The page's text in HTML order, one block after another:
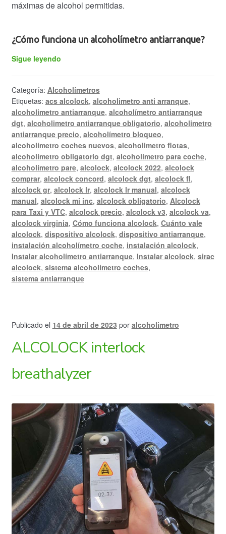
máximas de alcohol permitidas.
¿Cómo funciona un alcoholímetro antiarranque?
Sigue leyendoAlcoholímetro
Categoría: Alcoholímetros
Etiquetas: acs alcolock, alcoholimetro anti arranque,
alcoholimetro antiarranque, alcoholímetro antiarranque
dgt, alcoholimetro antiarranque obligatorio, alcoholimetro
antiarranque precio, alcoholímetro bloqueo,
alcoholímetro coches nuevos, alcoholimetro flotas,
alcoholímetro obligatorio dgt, alcoholímetro para coche,
alcoholímetro pare, alcolock, alcolock 2022, alcolock
comprar, alcolock concord, alcolock dgt, alcolock fl,
alcolock gr, alcolock lr, alcolock lr manual, alcolock
manual, alcolock mi inc, alcolock obligatorio, Alcolock
para Taxi y VTC, alcolock precio, alcolock v3, alcolock va,
alcolock virginia, Cómo funciona alcolock, Cuánto vale
alcolock, dispositivo alcolock, dispositivo antiarranque,
instalación alcoholímetro coche, instalación alcolock,
Instalar alcoholímetro antiarranque, Instalar alcolock, sirac
alcolock, sistema alcoholímetro coches,
sistema antiarranque
Publicado el 14 de abril de 2023 por alcoholimetro
ALCOLOCK interlock
breathalyzer